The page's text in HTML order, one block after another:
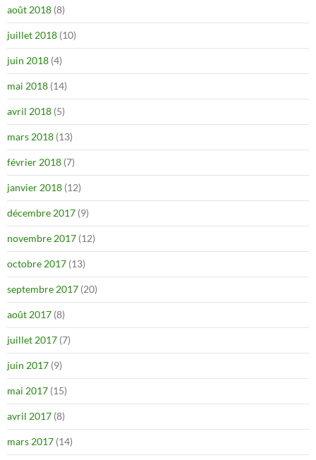
août 2018 (8)
juillet 2018 (10)
juin 2018 (4)
mai 2018 (14)
avril 2018 (5)
mars 2018 (13)
février 2018 (7)
janvier 2018 (12)
décembre 2017 (9)
novembre 2017 (12)
octobre 2017 (13)
septembre 2017 (20)
août 2017 (8)
juillet 2017 (7)
juin 2017 (9)
mai 2017 (15)
avril 2017 (8)
mars 2017 (14)